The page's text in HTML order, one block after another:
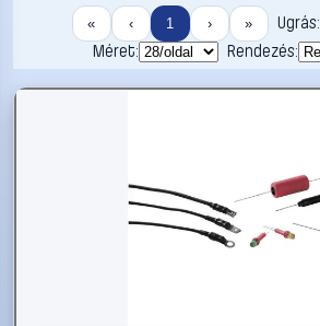
« ‹ 1 › »
Ugrás:
Méret:
Rendezés: